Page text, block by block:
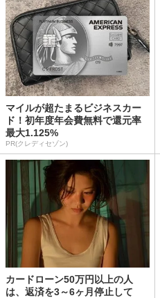
マイルが超たまるビジネスカー
ド！初年度年会費無料で還元率
最大1.125%
PR(クレディセゾン)
カードローン50万円以上の人
は、返済を3～6ヶ月停止して